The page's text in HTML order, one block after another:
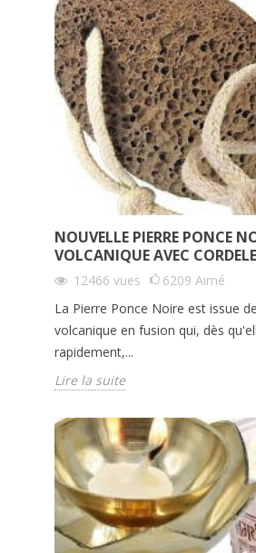
NOUVELLE PIERRE PONCE
VOLCANIQUE AVEC
12466 vues 6209 Aimé
La Pierre Ponce Noire est issue
volcanique en fusion qui, dès
rapidement,...
Lire la suite